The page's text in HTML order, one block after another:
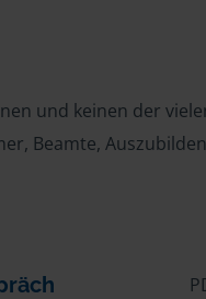
und keinen der
Beamte,